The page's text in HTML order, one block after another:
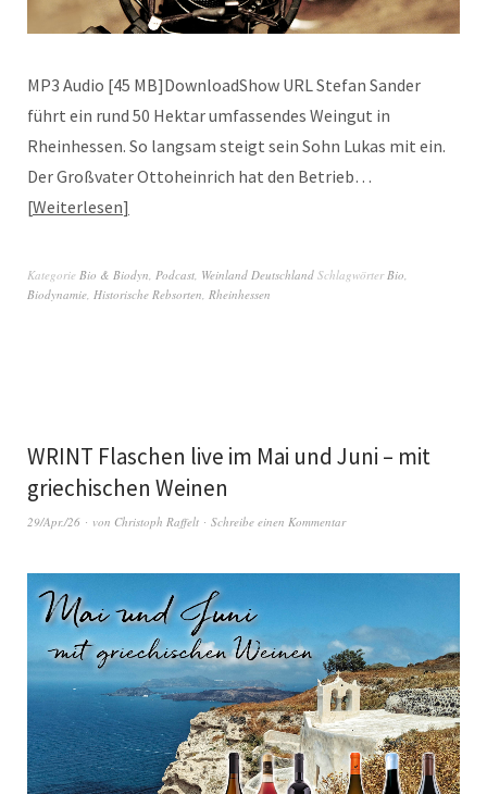
MP3 Audio [45 MB]DownloadShow URL Stefan Sander
führt ein rund 50 Hektar umfassendes Weingut in
Rheinhessen. So langsam steigt sein Sohn Lukas mit ein.
Der Großvater Ottoheinrich hat den Betrieb…
Weiterlesen
Kategorie Bio & Biodyn, Podcast, Weinland Deutschland SchlagwörterBio,
Biodynamie, Historische Rebsorten, Rheinhessen
WRINT Flaschen live im Mai und Juni – mit
griechischen Weinen
29/Apr./26 von Christoph Raffelt Schreibe einen Kommentar